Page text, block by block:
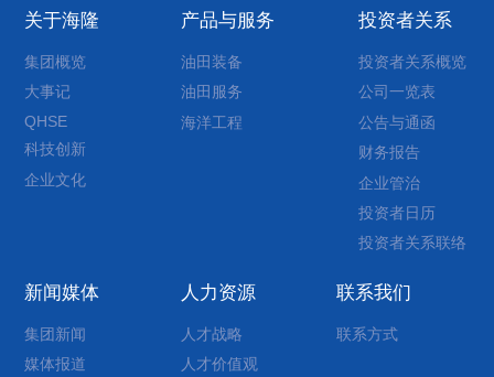
关于海隆
集团概览
大事记
QHSE
科技创新
企业文化
产品与服务
油田装备
油田服务
海洋工程
投资者关系
投资者关系概览
公司一览表
公告与通函
财务报告
企业管治
投资者日历
投资者关系联络
新闻媒体
集团新闻
媒体报道
人力资源
人才战略
人才价值观
联系我们
联系方式